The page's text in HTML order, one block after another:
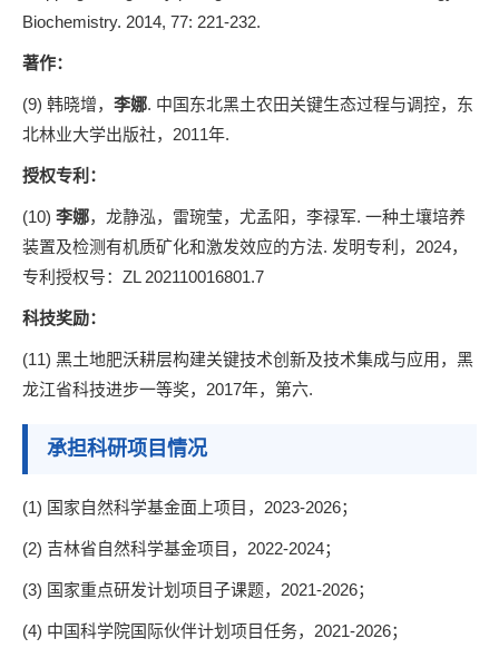
Biochemistry. 2014, 77: 221-232.
著作：
(9) 韩晓增， 李娜. 中国东北黑土农田关键生态过程与调控，东
北林业大学出版社，2011年.
授权专利：
(10) 李娜，龙静泓，雷琬莹，尤孟阳，李禄军. 一种土壤培养
装置及检测有机质矿化和激发效应的方法. 发明专利，2024，
专利授权号：ZL 202110016801.7
科技奖励：
(11) 黑土地肥沃耕层构建关键技术创新及技术集成与应用，黑
龙江省科技进步一等奖，2017年，第六.
承担科研项目情况
(1) 国家自然科学基金面上项目，2023-2026；
(2) 吉林省自然科学基金项目，2022-2024；
(3) 国家重点研发计划项目子课题，2021-2026；
(4) 中国科学院国际伙伴计划项目任务，2021-2026；